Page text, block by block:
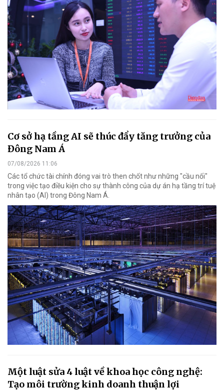
Cơ sở hạ tầng AI sẽ thúc đẩy tăng trưởng của
Đông Nam Á
07/08/2026 11:06
Các tổ chức tài chính đóng vai trò then chốt như những "cầu nối"
trong việc tạo điều kiện cho sự thành công của dự án hạ tầng trí tuệ
nhân tạo (AI) trong Đông Nam Á.
Một luật sửa 4 luật về khoa học công nghệ:
Tạo môi trường kinh doanh thuận lợi